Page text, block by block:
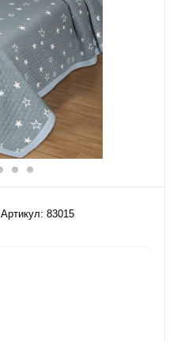
Артикул: 83015